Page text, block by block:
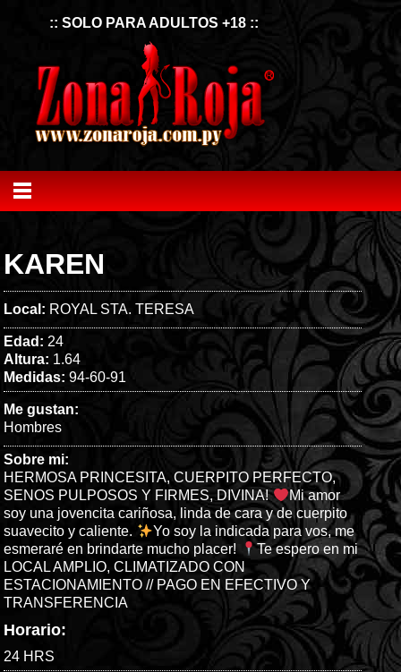
:: SOLO PARA ADULTOS +18 ::
KAREN
Local: ROYAL STA. TERESA
Edad: 24
Altura: 1.64
Medidas:94-60-91
Me gustan:
Hombres
Sobre mi:
HERMOSA PRINCESITA, CUERPITO PERFECTO,
SENOS PULPOSOS Y FIRMES, DIVINA!
Mi amor
soy una jovencita cariñosa, linda de cara y de cuerpito
suavecito y caliente.
Yo soy la indicada para vos, me
esmeraré en brindarte mucho placer!
Te espero en mi
LOCAL AMPLIO, CLIMATIZADO CON
ESTACIONAMIENTO // PAGO EN EFECTIVO Y
TRANSFERENCIA
Horario:
24 HRS